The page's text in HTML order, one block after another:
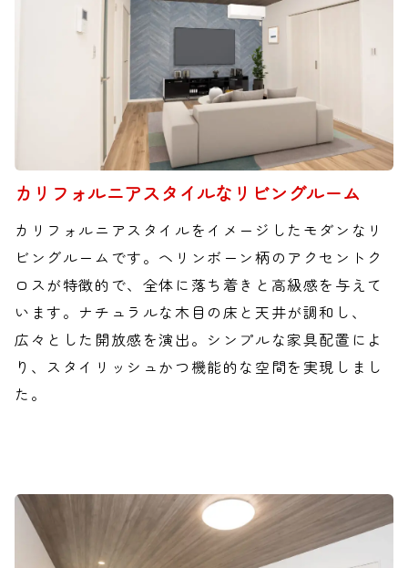
カリフォルニアスタイルなリビングルーム
カリフォルニアスタイルをイメージしたモダンなリ
ビングルームです。ヘリンボーン柄のアクセントク
ロスが特徴的で、全体に落ち着きと高級感を与えて
います。ナチュラルな木目の床と天井が調和し、
広々とした開放感を演出。シンプルな家具配置によ
り、スタイリッシュかつ機能的な空間を実現しまし
た。